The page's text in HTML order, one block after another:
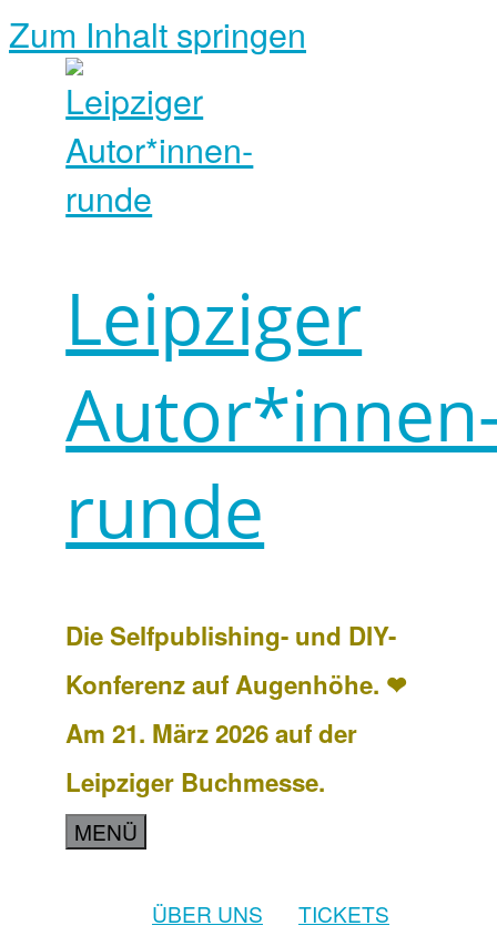
Zum Inhalt springen
Leipziger
runde
Die Selfpublishing- und DIY-
Konferenz auf Augenhöhe. ❤
Am 21. März 2026 auf der
Leipziger Buchmesse.
MENÜ
ÜBER UNS
TICKETS